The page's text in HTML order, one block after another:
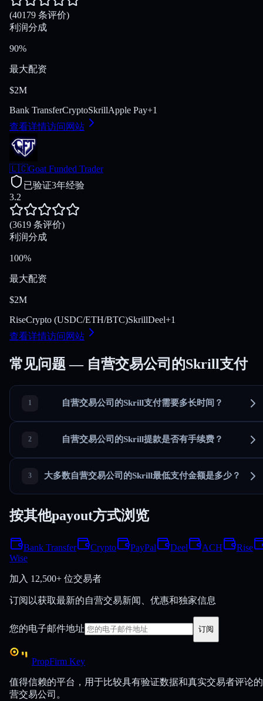
(40179 条评价)
利润分成
90%
最大配资
$2M
Bank TransferCryptoSkrillApple Pay+1
查看详情访问网站
🇱🇨Goat Funded Trader
已验证3年经验
3.2
(3619 条评价)
利润分成
100%
最大配资
$2M
RiseCrypto (USDC/ETH/BTC)SkrillDeel+1
查看详情访问网站
常见问题 — 自营交易公司的Skrill支付
自营交易公司的Skrill支付需要多长时间？
自营交易公司的Skrill提款是否有手续费？
大多数自营交易公司的Skrill最低支付金额是多少？
按其他payout方式浏览
Bank Transfer Crypto PayPal Deel ACH
Rise
Wise
加入 12,500+ 位交易者
订阅以获取最新的自营交易新闻、优惠和独家信息
您的电子邮件地址 订阅
PropFirm Key
值得信赖的平台，用于比较具有验证数据和真实交易者评论
营交易公司。